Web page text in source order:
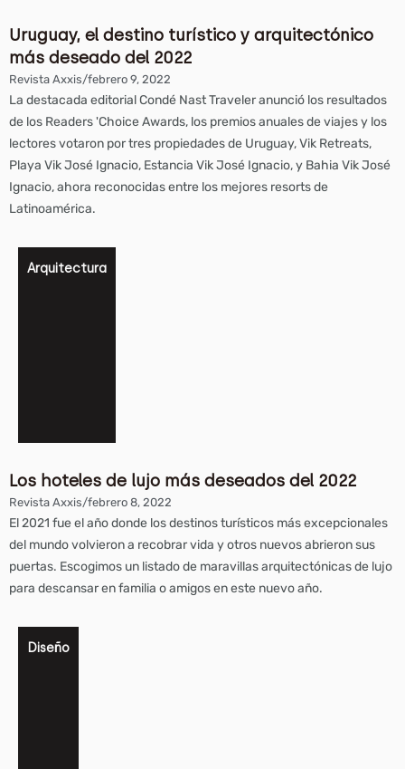
Uruguay, el destino turístico y arquitectónico
más deseado del 2022
Revista Axxis/febrero 9, 2022
La destacada editorial Condé Nast Traveler anunció los resultados
de los Readers 'Choice Awards, los premios anuales de viajes y los
lectores votaron por tres propiedades de Uruguay, Vik Retreats,
Playa Vik José Ignacio, Estancia Vik José Ignacio, y Bahia Vik José
Ignacio, ahora reconocidas entre los mejores resorts de
Latinoamérica.
Arquitectura
Los hoteles de lujo más deseados del 2022
Revista Axxis/febrero 8, 2022
El 2021 fue el año donde los destinos turísticos más excepcionales
del mundo volvieron a recobrar vida y otros nuevos abrieron sus
puertas. Escogimos un listado de maravillas arquitectónicas de lujo
para descansar en familia o amigos en este nuevo año.
Diseño